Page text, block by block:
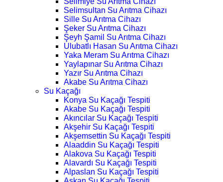
Selimsultan Su Arıtma Cihazı
Sille Su Arıtma Cihazı
Şeker Su Arıtma Cihazı
Şeyh Şamil Su Arıtma Cihazı
Ulubatlı Hasan Su Arıtma Cihazı
Yaka Meram Su Arıtma Cihazı
Yaylapınar Su Arıtma Cihazı
Yazır Su Arıtma Cihazı
Akabe Su Arıtma Cihazı
Su Kaçağı
Konya Su Kaçağı Tespiti
Akabe Su Kaçağı Tespiti
Akıncılar Su Kaçağı Tespiti
Akşehir Su Kaçağı Tespiti
Akşemsettin Su Kaçağı Tespiti
Alaaddin Su Kaçağı Tespiti
Alakova Su Kaçağı Tespiti
Alavardı Su Kaçağı Tespiti
Alpaslan Su Kaçağı Tespiti